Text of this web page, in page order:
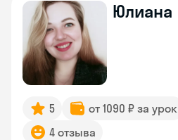
Юлиана
5 от 1090 ₽ за урок
4 отзыва